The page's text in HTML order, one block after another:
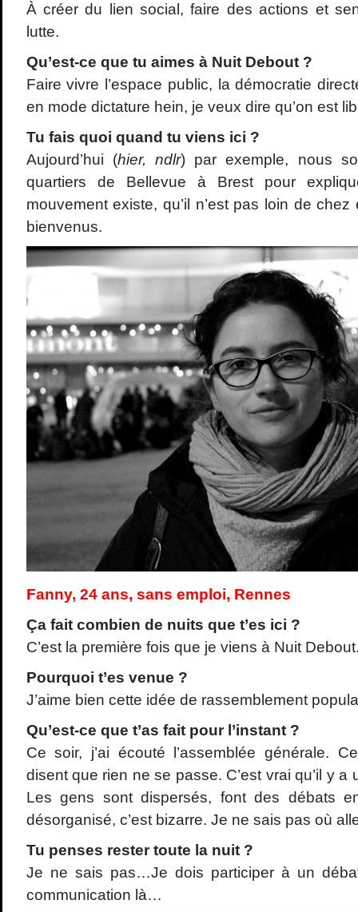
À créer du lien social, faire des actions et
lutte.
Qu’est-ce que tu aimes à Nuit Debout ?
Faire vivre l’espace public, la démocratie
en mode dictature hein, je veux dire qu’on est
Tu fais quoi quand tu viens ici ?
Aujourd’hui (hier, ndlr) par exemple, nous
quartiers de Bellevue à Brest pour
mouvement existe, qu’il n’est pas loin de
bienvenus.
Fanny, 24 ans, sans emploi, Rennes
Ça fait combien de nuits que t’es ici ?
C’est la première fois que je viens à Nuit
Pourquoi t’es venue ?
J’aime bien cette idée de rassemblement
Qu’est-ce que t’as fait pour l ’instant ?
Ce soir, j’ai écouté l’assemblée générale.
disent que rien ne se passe. C’est vrai qu’il y a
Les gens sont dispersés, font des débats
désorganisé, c’est bizarre. Je ne sais pas où
Tu penses rester toute la nuit ?
Je ne sais pas…Je dois participer à un
communication là…